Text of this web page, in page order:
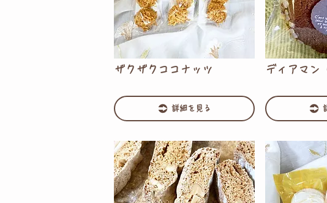
ザクザクココナッツ
詳細を見る
ディアマン